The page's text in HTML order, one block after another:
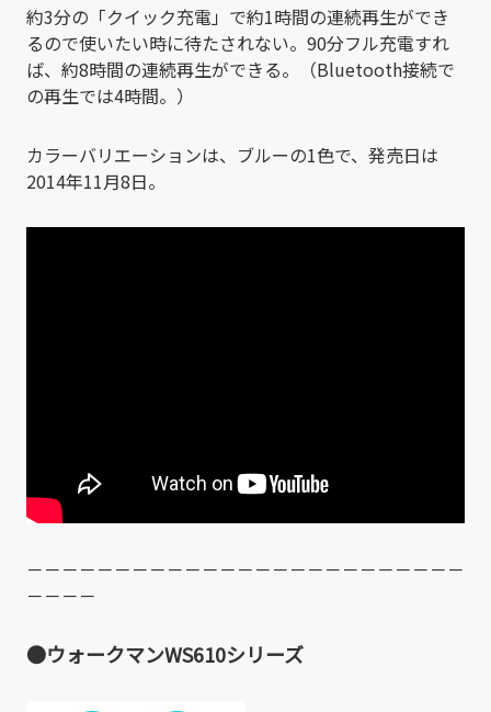
約3分の「クイック充電」で約1時間の連続再生ができ
るので使いたい時に待たされない。90分フル充電すれ
ば、約8時間の連続再生ができる。（Bluetooth接続で
の再生では4時間。）
カラーバリエーションは、ブルーの1色で、発売日は
2014年11月8日。
－－－－－－－－－－－－－－－－－－－－－－－－－
－－－－
●ウォークマンWS610シリーズ